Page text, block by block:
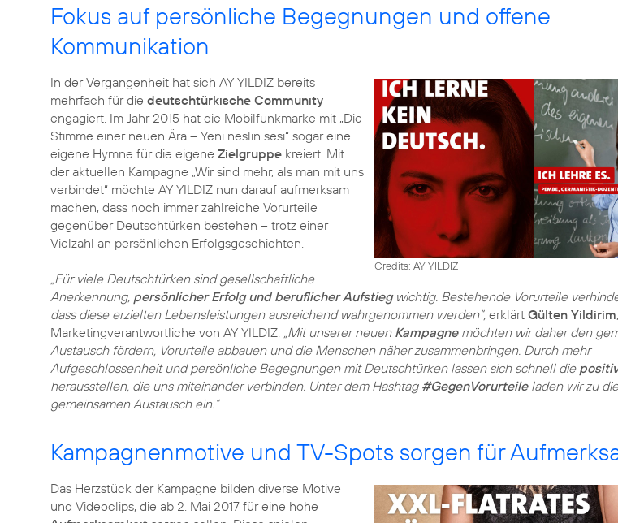
Fokus auf persönliche Begegnungen und offene
Kommunikation
Credits: AY YILDIZ
In der Vergangenheit hat sich AY YILDIZ bereits
mehrfach für die deutschtürkische Community
engagiert. Im Jahr 2015 hat die Mobilfunkmarke mit „Die
Stimme einer neuen Ära – Yeni neslin sesi“ sogar eine
eigene Hymne für die eigene Zielgruppe kreiert. Mit
der aktuellen Kampagne „Wir sind mehr, als man mit uns
verbindet“ möchte AY YILDIZ nun darauf aufmerksam
machen, dass noch immer zahlreiche Vorurteile
gegenüber Deutschtürken bestehen – trotz einer
Vielzahl an persönlichen Erfolgsgeschichten.
„Für viele Deutschtürken sind gesellschaftliche
Anerkennung, persönlicher Erfolg und beruflicher Aufstiegwichtig. Bestehende Vorurteile
dass diese erzielten Lebensleistungen ausreichend wahrgenommen werden“, erklärt Gülten Yildirim,
Marketingverantwortliche von AY YILDIZ. „Mit unserer neuen Kampagnemöchten wir daher den
Austausch fördern, Vorurteile abbauen und die Menschen näher zusammenbringen. Durch mehr
Aufgeschlossenheit und persönliche Begegnungen mit Deutschtürken lassen sich schnell die
herausstellen, die uns miteinander verbinden. Unter dem Hashtag #GegenVorurteileladen wir zu
gemeinsamen Austausch ein.“
Kampagnenmotive und TV-Spots sorgen für
Das Herzstück der Kampagne bilden diverse Motive
und Videoclips, die ab 2. Mai 2017 für eine hohe